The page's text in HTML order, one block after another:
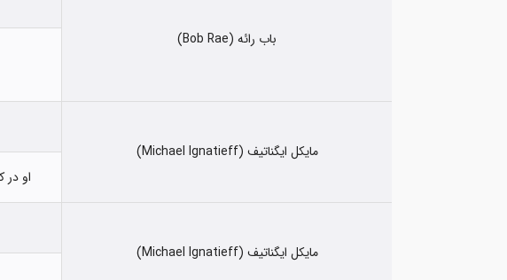
باب رائه (Bob Rae)
مایکل ایگناتیف (Michael Ignatieff)
او در
مایکل ایگناتیف (Michael Ignatieff)